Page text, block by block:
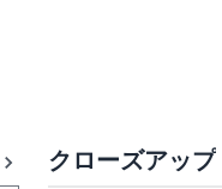
クローズアップ